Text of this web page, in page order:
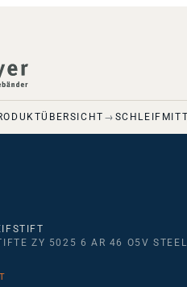
ZY 5025 6 AR 46 O5V STEEL